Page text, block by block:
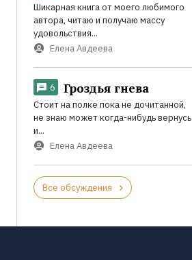
Шикарная книга от моего любимого
автора, читаю и получаю массу
удовольствия...
Елена Авдеева
6 Гроздья гнева
Стоит на полке пока не дочитанной,
не знаю может когда-нибудь вернусь
и...
Елена Авдеева
Все обсуждения